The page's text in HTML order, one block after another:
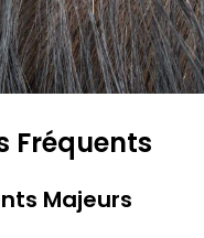
Fréquents
Majeurs